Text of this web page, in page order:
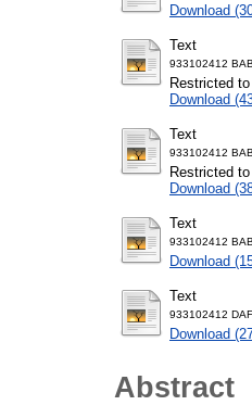
Download
Text
933102412
Restricted
Download
Text
933102412
Restricted
Download
Text
933102412
Download
Text
933102412
Download
Abstract